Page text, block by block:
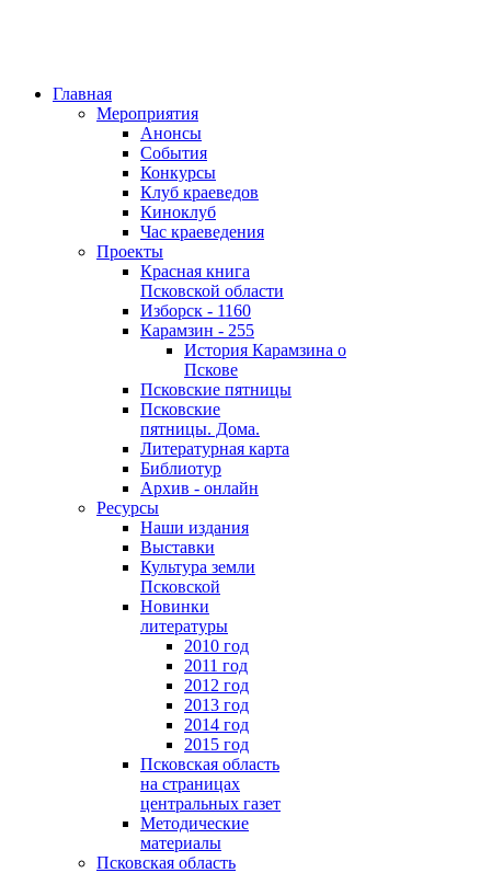
Главная
Мероприятия
Анонсы
События
Конкурсы
Клуб краеведов
Киноклуб
Час краеведения
Проекты
Красная книга
Псковской области
Изборск - 1160
Карамзин - 255
История Карамзина о
Пскове
Псковские пятницы
Псковские
пятницы. Дома.
Литературная карта
Библиотур
Архив - онлайн
Ресурсы
Наши издания
Выставки
Культура земли
Псковской
Новинки
литературы
2010 год
2011 год
2012 год
2013 год
2014 год
2015 год
Псковская область
на страницах
центральных газет
Методические
материалы
Псковская область